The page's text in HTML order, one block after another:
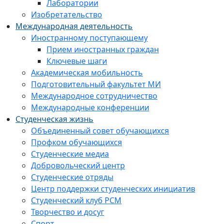
Лаборатории
Изобретательство
Международная деятельность
Иностранному поступающему
Прием иностранных граждан
Ключевые шаги
Академическая мобильность
Подготовительный факультет МИ
Международное сотрудничество
Международные конференции
Студенческая жизнь
Объединенный совет обучающихся
Профком обучающихся
Студенческие медиа
Добровольческий центр
Студенческие отряды
Центр поддержки студенческих инициатив
Студенческий клуб РСМ
Творчество и досуг